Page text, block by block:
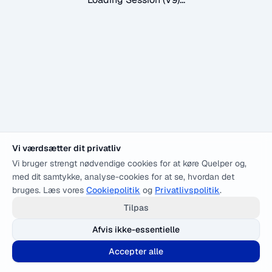
Vi værdsætter dit privatliv
Vi bruger strengt nødvendige cookies for at køre Quelper og,
med dit samtykke, analyse-cookies for at se, hvordan det
bruges. Læs vores Cookiepolitik og Privatlivspolitik.
Tilpas
Afvis ikke-essentielle
Accepter alle